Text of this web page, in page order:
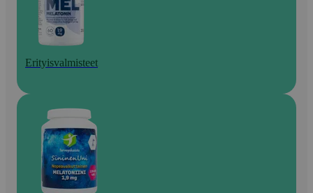
Erityisvalmisteet